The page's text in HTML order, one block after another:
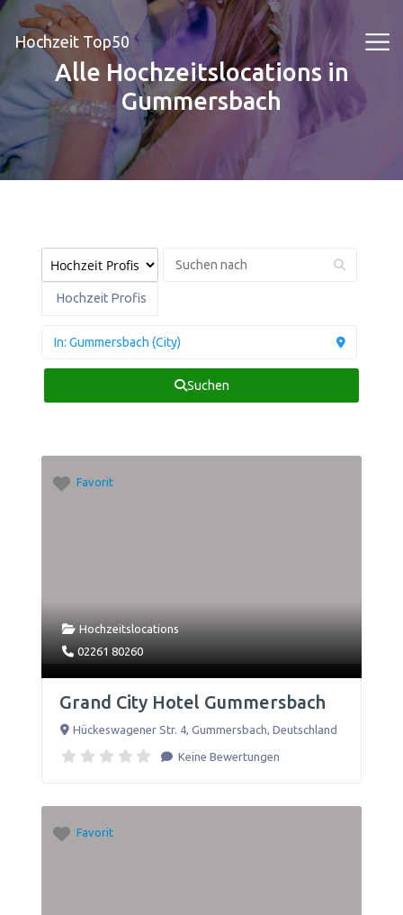
Hochzeit Top50
Alle Hochzeitslocations in
Gummersbach
Hochzeit Profis
Suchen
Favorit
Hochzeitslocations
02261 80260
Grand City Hotel Gummersbach
Hückeswagener Str. 4, Gummersbach, Deutschland
Keine Bewertungen
Favorit